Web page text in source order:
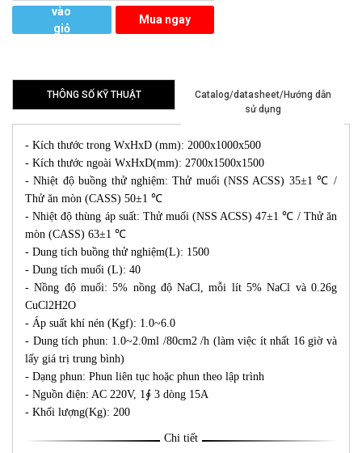
vào
giỏ
Mua ngay
THÔNG SỐ KỸ THUẬT
Catalog/datasheet/Hướng dẫn
sử dụng
- Kích thước trong WxHxD (mm): 2000x1000x500
- Kích thước ngoài WxHxD(mm): 2700x1500x1500
- Nhiệt độ buồng thử nghiệm: Thử muối (NSS ACSS) 35±1 ℃ /
Thử ăn mòn (CASS) 50±1 ℃
- Nhiệt độ thùng áp suất: Thử muối (NSS ACSS) 47±1 ℃ / Thử ăn
mòn (CASS) 63±1 ℃
- Dung tích buồng thử nghiệm(L): 1500
- Dung tích muối (L): 40
- Nồng độ muối: 5% nồng độ NaCl, mỗi lít 5% NaCl và 0.26g
CuCl2H2O
- Áp suất khí nén (Kgf): 1.0~6.0
- Dung tích phun: 1.0~2.0ml /80cm2 /h (làm việc ít nhất 16 giờ và
lấy giá trị trung bình)
- Dạng phun: Phun liên tục hoặc phun theo lập trình
- Nguồn điện: AC 220V, 1∮ 3 dòng 15A
- Khối lượng(Kg): 200
Chi tiết